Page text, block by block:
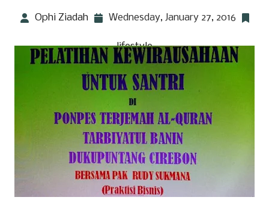
Ophi Ziadah Wednesday, January 27, 2016
lifestyle